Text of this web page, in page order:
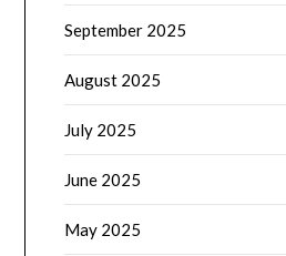
September 2025
August 2025
July 2025
June 2025
May 2025